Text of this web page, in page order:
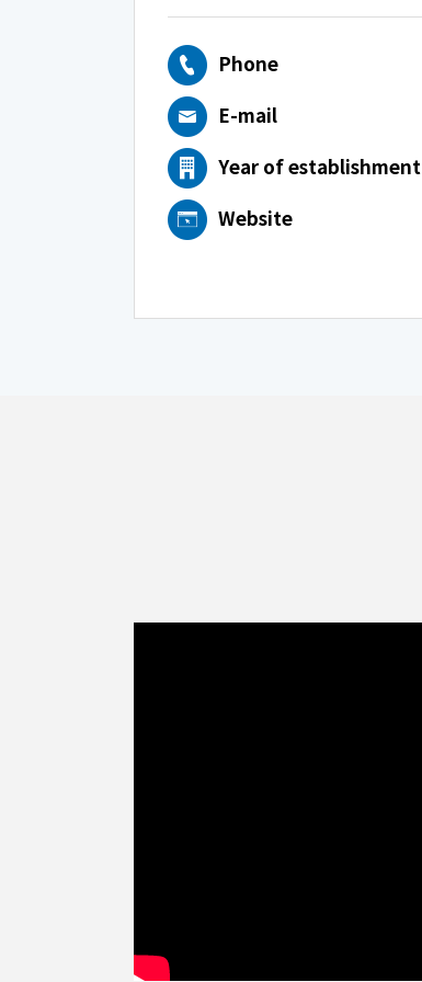
Phone
E-mail
Year of establishment
Website